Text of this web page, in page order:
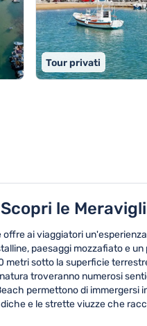
Tour privati
le
ai viaggiatori
paesaggi mozzafiato e
metri sotto la superficie
troveranno numerosi
permettono di
e le strette viuzze che